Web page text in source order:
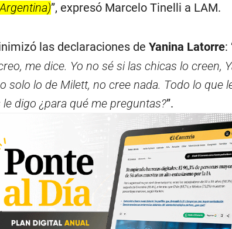
”, expresó Marcelo Tinelli a LAM.
las declaraciones de Yanina Latorre:
me dice. Yo no sé si las chicas lo creen,
solo lo de Milett, no cree nada. Todo lo que
digo ¿para qué me preguntas?”.